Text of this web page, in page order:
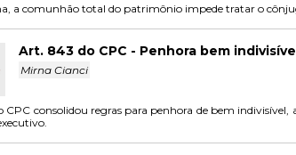
a comunhão total do patrimônio impede tratar o
Art. 843 do CPC - Penhora bem
Mirna Cianci
CPC consolidou regras para penhora de bem